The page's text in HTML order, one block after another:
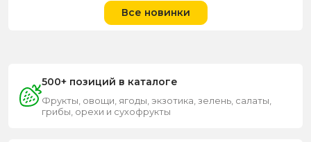
Все новинки
500+ позиций в каталоге
Фрукты, овощи, ягоды, экзотика, зелень, салаты,
грибы, орехи и сухофрукты